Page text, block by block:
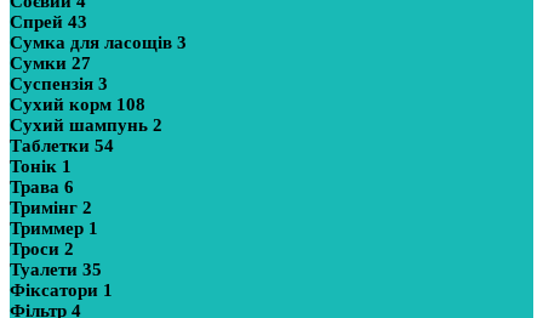
Спрей 43
Сумка для ласощів 3
Сумки 27
Суспензія 3
Сухий корм 108
Сухий шампунь 2
Таблетки 54
Тонік 1
Трава 6
Тримінг 2
Триммер 1
Троси 2
Туалети 35
Фіксатори 1
Фільтр 4